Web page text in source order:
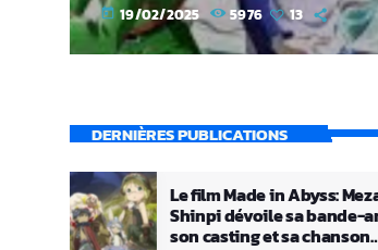
today 19/02/2025 5976 13
DERNIÈRES PUBLICATIONS
Le film Made in Abyss:
Shinpi dévoile sa bande-
son casting et sa chanson